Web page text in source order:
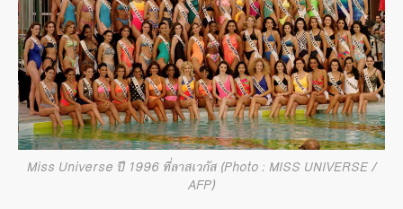
Miss Universe ปี 1996 ที่ลาสเวกัส (Photo : MISS UNIVERSE /
AFP)